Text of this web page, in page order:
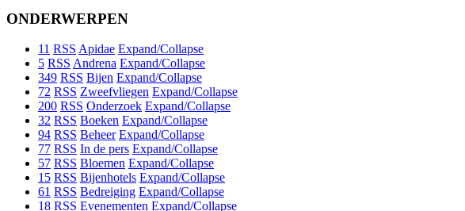
ONDERWERPEN
11 RSS Apidae Expand/Collapse
5 RSS Andrena Expand/Collapse
349 RSS Bijen Expand/Collapse
72 RSS Zweefvliegen Expand/Collapse
200 RSS Onderzoek Expand/Collapse
32 RSS Boeken Expand/Collapse
94 RSS Beheer Expand/Collapse
77 RSS In de pers Expand/Collapse
57 RSS Bloemen Expand/Collapse
15 RSS Bijenhotels Expand/Collapse
61 RSS Bedreiging Expand/Collapse
18 RSS Evenementen Expand/Collapse